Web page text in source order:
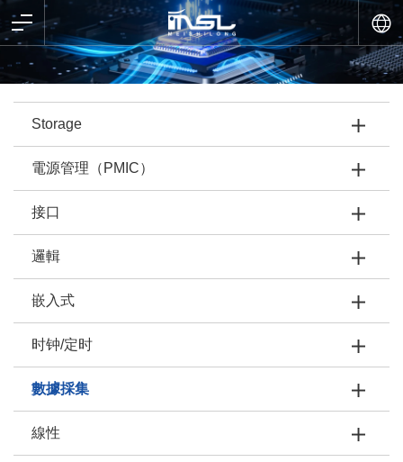
Storage
電源管理（PMIC）
接口
邏輯
嵌入式
时钟/定时
數據採集
線性